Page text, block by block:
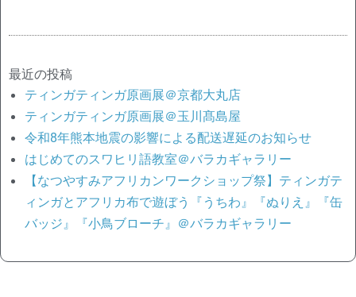
最近の投稿
ティンガティンガ原画展＠京都大丸店
ティンガティンガ原画展＠玉川髙島屋
令和8年熊本地震の影響による配送遅延のお知らせ
はじめてのスワヒリ語教室＠バラカギャラリー
【なつやすみアフリカンワークショップ祭】ティンガテ
ィンガとアフリカ布で遊ぼう『うちわ』『ぬりえ』『缶
バッジ』『小鳥ブローチ』＠バラカギャラリー